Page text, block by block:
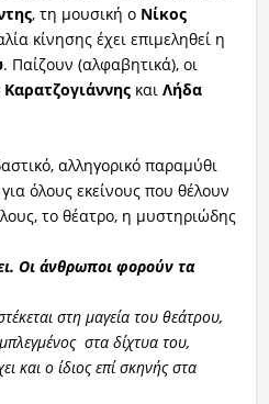
, τη μουσική ο Νίκος
κίνησης έχει επιμεληθεί η
. Παίζουν (αλφαβητικά), οι
και Λήδα
αλληγορικό παραμύθι
όλους εκείνους που θέλουν
το θέατρο, η μυστηριώδης
Οι άνθρωποι φορούν τα
στη μαγεία του θεάτρου,
στα δίχτυα του,
και ο ίδιος επίσκηνής στα